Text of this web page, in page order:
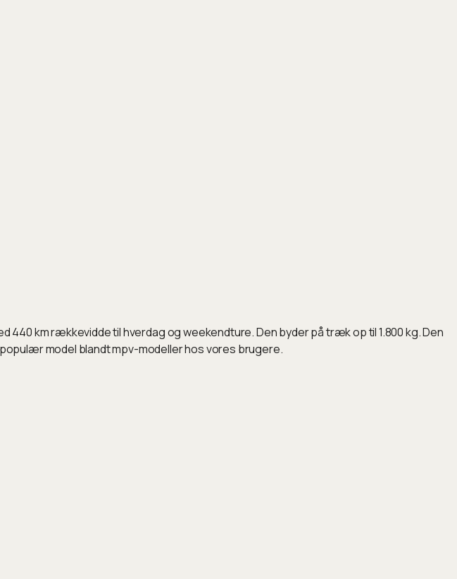
440 km rækkevidde til hverdag og weekendture. Den byder på træk op til 1.800 kg. Den
model blandt mpv-modeller hos vores brugere.